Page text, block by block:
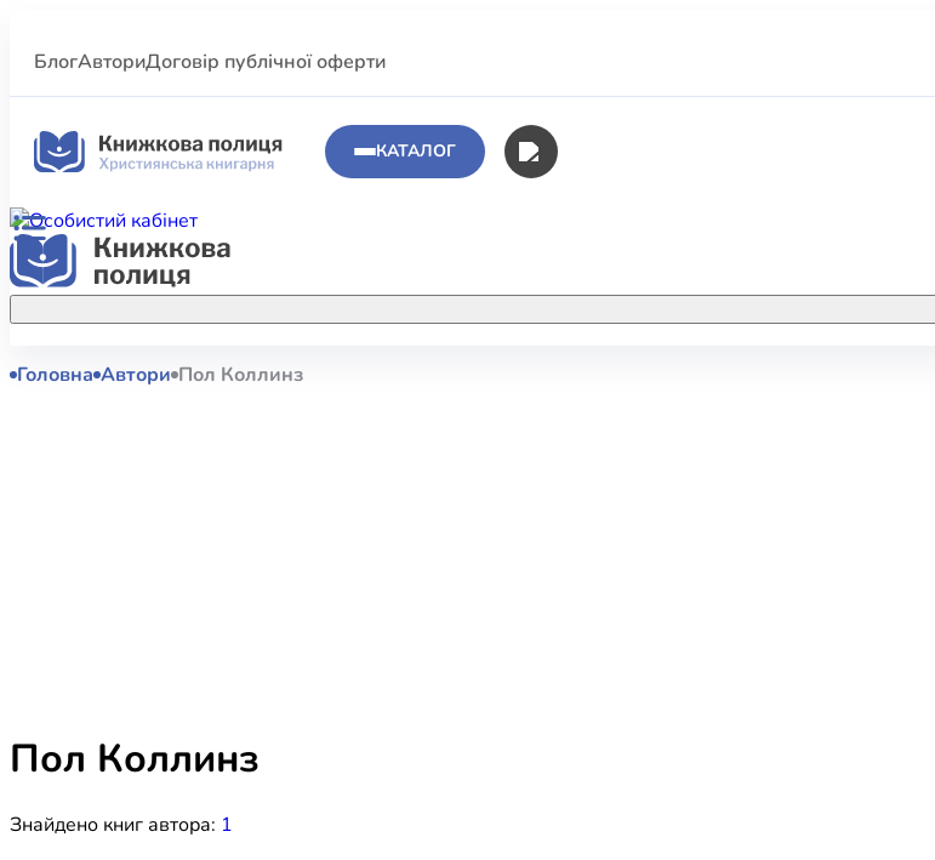
БлогАвториДоговір публічної оферти
КАТАЛОГ
Акційні пропозиції
полиці.
КНИГИ
Головна Автори Пол Коллинз
Пол Коллинз
Знайдено книг автора: 1